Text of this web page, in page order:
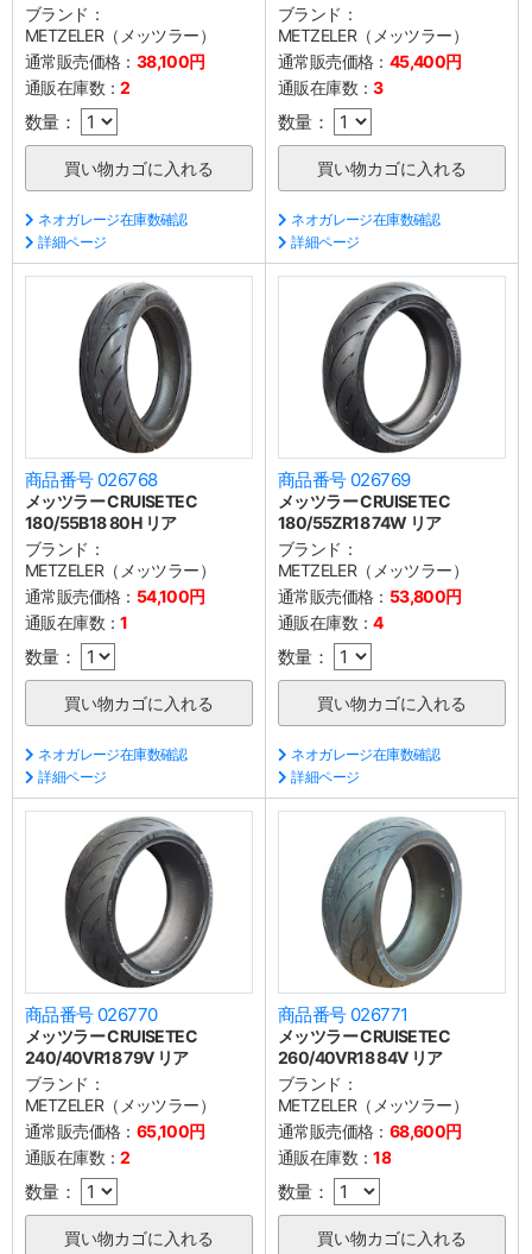
ブランド：
METZELER（メッツラー）
通常販売価格： 38,100円
通販在庫数：2
数量：
ネオガレージ在庫数確認
詳細ページ
ブランド：
METZELER（メッツラー）
通常販売価格： 45,400円
通販在庫数：3
数量：
ネオガレージ在庫数確認
詳細ページ
商品番号 026768
メッツラー CRUISETEC
180/55B18 80H リア
ブランド：
METZELER（メッツラー）
通常販売価格： 54,100円
通販在庫数：1
数量：
ネオガレージ在庫数確認
詳細ページ
商品番号 026769
メッツラー CRUISETEC
180/55ZR18 74W リア
ブランド：
METZELER（メッツラー）
通常販売価格： 53,800円
通販在庫数：4
数量：
ネオガレージ在庫数確認
詳細ページ
商品番号 026770
メッツラー CRUISETEC
240/40VR18 79V リア
ブランド：
METZELER（メッツラー）
通常販売価格： 65,100円
通販在庫数：2
数量：
商品番号 026771
メッツラー CRUISETEC
260/40VR18 84V リア
ブランド：
METZELER（メッツラー）
通常販売価格： 68,600円
通販在庫数：18
数量：